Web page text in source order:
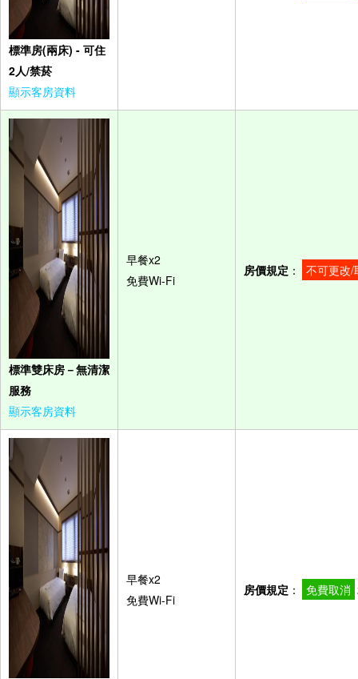
標準房(兩床) - 可住
2人/禁菸
顯示客房資料
標準雙床房－無清潔
服務
顯示客房資料
早餐x2
免費Wi-Fi
房價規定 ： 不可更改/
早餐x2
免費Wi-Fi
房價規定 ： 免費取消